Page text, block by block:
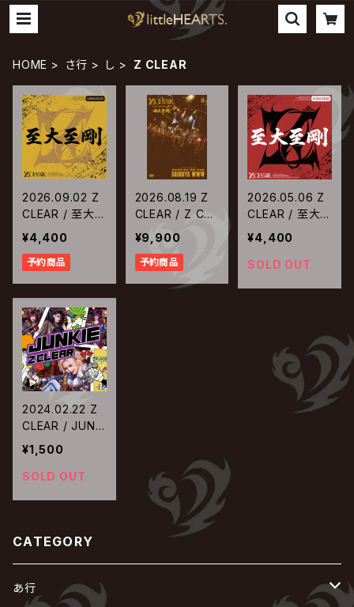
HOME さ行 し Z CLEAR
2026.09.02 Z
CLEAR / 至大
至剛【2ndプレ
ス】
¥4,400
予約商品
2026.08.19 Z
CLEAR / Z CLE
AR 5大都市 ON
EMAN TOUR
『四大至剛』 TO
¥9,900
予約商品
2026.05.06 Z
CLEAR / 至大
至剛
¥4,400
SOLD OUT
2024.02.22 Z
CLEAR / JUNKI
E
¥1,500
SOLD OUT
CATEGORY
あ行